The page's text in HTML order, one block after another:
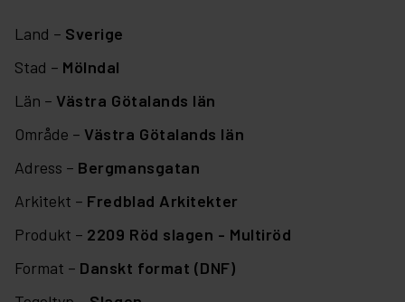
Land – Sverige
Stad – Mölndal
Län – Västra Götalands län
Område – Västra Götalands län
Adress – Bergmansgatan
Arkitekt – Fredblad Arkitekter
Produkt – 2209 Röd slagen - Multiröd
Format – Danskt format (DNF)